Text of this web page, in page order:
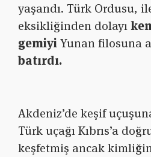
yaşandı. Türk Ordusu,
eksikliğinden dolayı
gemiyiYunan filosuna
batırdı.
Akdeniz’de keşif
Türk uçağı Kıbrıs’a
keşfetmiş ancak